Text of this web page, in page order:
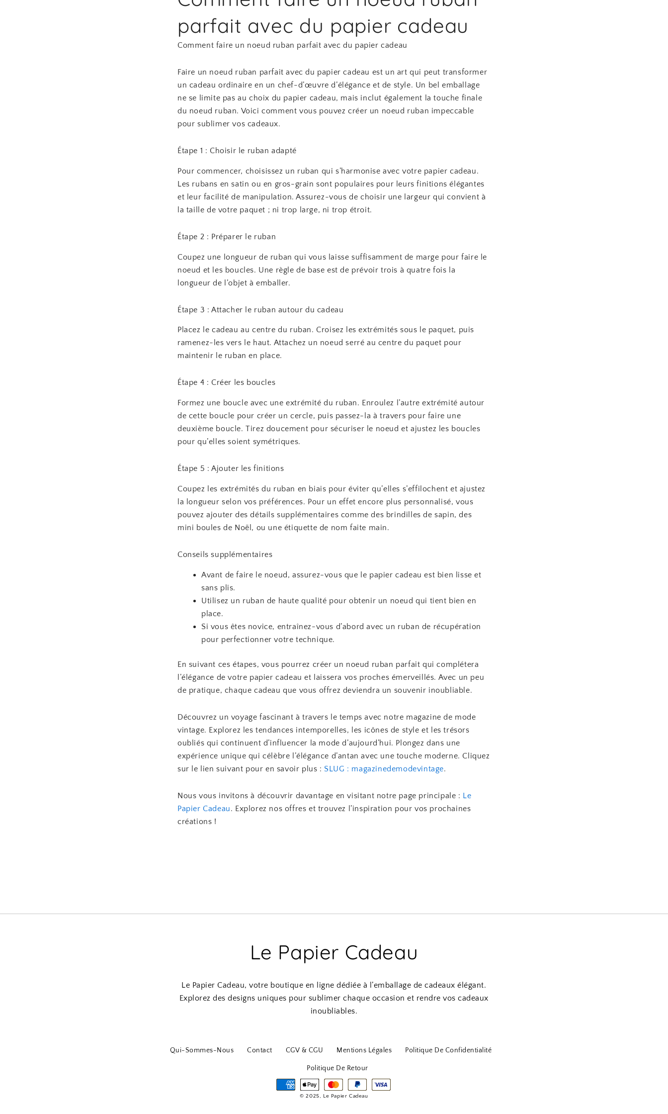
parfait avec du papier cadeau
Comment faire un noeud ruban parfait avec du papier cadeau
Faire un noeud ruban parfait avec du papier cadeau est un art qui peut transformer
un cadeau ordinaire en un chef-d’œuvre d’élégance et de style. Un bel emballage
ne se limite pas au choix du papier cadeau, mais inclut également la touche finale
du noeud ruban. Voici comment vous pouvez créer un noeud ruban impeccable
pour sublimer vos cadeaux.
Étape 1 : Choisir le ruban adapté
Pour commencer, choisissez un ruban qui s’harmonise avec votre papier cadeau.
Les rubans en satin ou en gros-grain sont populaires pour leurs finitions élégantes
et leur facilité de manipulation. Assurez-vous de choisir une largeur qui convient à
la taille de votre paquet ; ni trop large, ni trop étroit.
Étape 2 : Préparer le ruban
Coupez une longueur de ruban qui vous laisse suffisamment de marge pour faire le
noeud et les boucles. Une règle de base est de prévoir trois à quatre fois la
longueur de l’objet à emballer.
Étape 3 : Attacher le ruban autour du cadeau
Placez le cadeau au centre du ruban. Croisez les extrémités sous le paquet, puis
ramenez-les vers le haut. Attachez un noeud serré au centre du paquet pour
maintenir le ruban en place.
Étape 4 : Créer les boucles
Formez une boucle avec une extrémité du ruban. Enroulez l’autre extrémité autour
de cette boucle pour créer un cercle, puis passez-la à travers pour faire une
deuxième boucle. Tirez doucement pour sécuriser le noeud et ajustez les boucles
pour qu’elles soient symétriques.
Étape 5 : Ajouter les finitions
Coupez les extrémités du ruban en biais pour éviter qu’elles s’effilochent et ajustez
la longueur selon vos préférences. Pour un effet encore plus personnalisé, vous
pouvez ajouter des détails supplémentaires comme des brindilles de sapin, des
mini boules de Noël, ou une étiquette de nom faite main.
Conseils supplémentaires
Avant de faire le noeud, assurez-vous que le papier cadeau est bien lisse et
sans plis.
Utilisez un ruban de haute qualité pour obtenir un noeud qui tient bien en
place.
Si vous êtes novice, entraînez-vous d’abord avec un ruban de récupération
pour perfectionner votre technique.
En suivant ces étapes, vous pourrez créer un noeud ruban parfait qui complétera
l’élégance de votre papier cadeau et laissera vos proches émerveillés. Avec un peu
de pratique, chaque cadeau que vous offrez deviendra un souvenir inoubliable.
Découvrez un voyage fascinant à travers le temps avec notre magazine de mode
vintage. Explorez les tendances intemporelles, les icônes de style et les trésors
oubliés qui continuent d’influencer la mode d’aujourd’hui. Plongez dans une
expérience unique qui célèbre l’élégance d’antan avec une touche moderne. Cliquez
sur le lien suivant pour en savoir plus : SLUG : magazinedemodevintage.
Nous vous invitons à découvrir davantage en visitant notre page principale : Le
Papier Cadeau. Explorez nos offres et trouvez l’inspiration pour vos prochaines
créations !
Le Papier Cadeau
Le Papier Cadeau, votre boutique en ligne dédiée à l’emballage de cadeaux élégant.
Explorez des designs uniques pour sublimer chaque occasion et rendre vos cadeaux
inoubliables.
Qui-Sommes-Nous Contact CGV & CGU Mentions Légales Politique De Confidentialité
Politique De Retour
© 2025, Le Papier Cadeau